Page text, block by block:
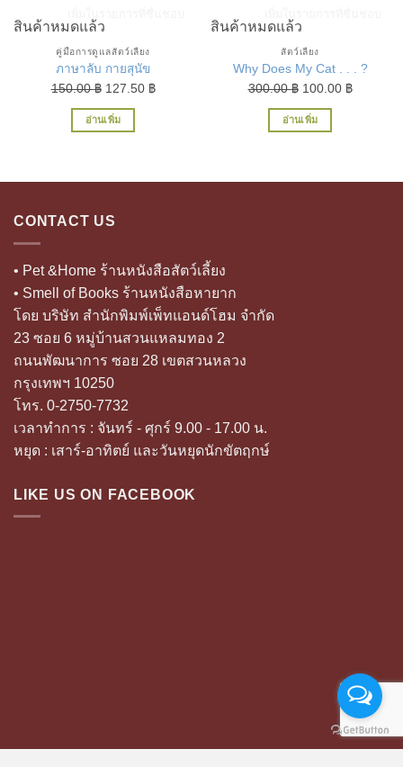
สินค้าหมดแล้ว
คู่มือการดูแลสัตว์เลี้ยง
ภาษาลับ กายสุนัข
150.00฿ Original
price
was:
127.50 ฿Current
อ่านเพิ่ม
สินค้าหมดแล้ว
สัตว์เลี้ยง
Why Does My Cat . . . ?
300.00฿ Original
price
was:
100.00 ฿Current
อ่านเพิ่ม
CONTACT US
• Pet &Home ร้านหนังสือสัตว์เลี้ยง
• Smell of Books ร้านหนังสือหายาก
โดย บริษัท สำนักพิมพ์เพ็ทแอนด์โฮม จำกัด
23 ซอย 6 หมู่บ้านสวนแหลมทอง 2
ถนนพัฒนาการ ซอย 28 เขตสวนหลวง
กรุงเทพฯ 10250
โทร. 0-2750-7732
เวลาทำการ : จันทร์ - ศุกร์ 9.00 - 17.00 น.
หยุด : เสาร์-อาทิตย์ และวันหยุดนักขัตฤกษ์
LIKE US ON FACEBOOK